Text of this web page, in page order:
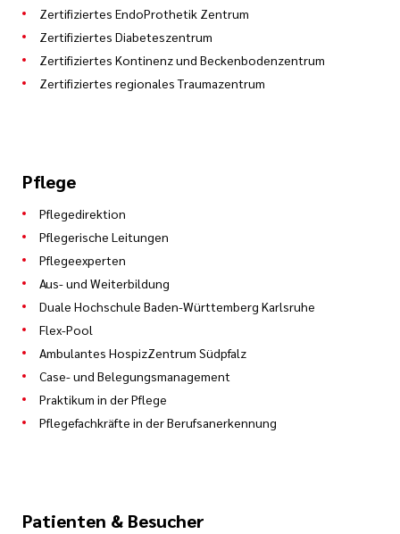
Zertifiziertes EndoProthetik Zentrum
Zertifiziertes Diabeteszentrum
Zertifiziertes Kontinenz und Beckenbodenzentrum
Zertifiziertes regionales Traumazentrum
Pflege
Pflegedirektion
Pflegerische Leitungen
Pflegeexperten
Aus- und Weiterbildung
Duale Hochschule Baden-Württemberg Karlsruhe
Flex-Pool
Ambulantes HospizZentrum Südpfalz
Case- und Belegungsmanagement
Praktikum in der Pflege
Pflegefachkräfte in der Berufsanerkennung
Patienten & Besucher